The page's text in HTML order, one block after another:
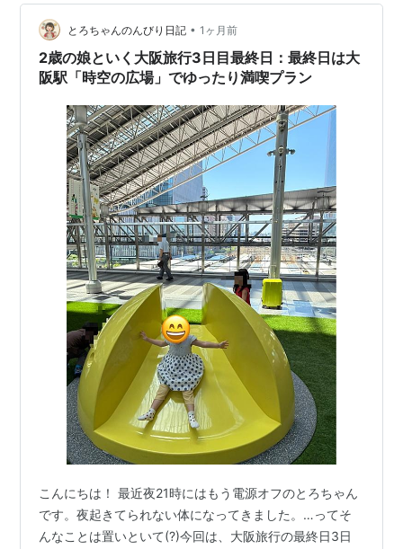
でご覧の場合は⤴️横画面にすると文章が読みやすくなりま
す。お試しください💁‍♂️ 駅の数は、全部で１９ 駅では、こ
んな音が聴けます♪［メロディチャイム（駅メロ）集］ 大
阪環…
とろちゃんのんびり日記 • 1ヶ月前
2歳の娘といく大阪旅行3日目最終日：最終日は大
阪駅「時空の広場」でゆったり満喫プラン
こんにちは！ 最近夜21時にはもう電源オフのとろちゃん
です。夜起きてられない体になってきました。…ってそ
んなことは置いといて(?)今回は、大阪旅行の最終日3日